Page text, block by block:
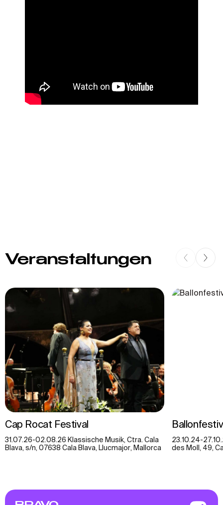
Veranstaltungen
Cap Rocat Festival
31.07.26-02.08.26 Klassische Musik, Ctra. Cala
Blava, s/n, 07638 Cala Blava, Llucmajor, Mallorca
23.10.24-
des Moll, 49,